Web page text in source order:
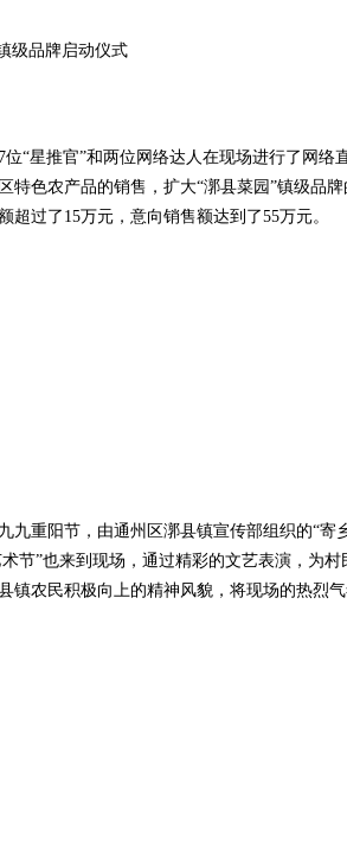
级品牌启动仪式
位“星推官”和两位网络达人在现场进行了网络
特色农产品的销售，扩大“漷县菜园”镇级品
超过了15万元，意向销售额达到了55万元。
九重阳节，由通州区漷县镇宣传部组织的“寄
节”也来到现场，通过精彩的文艺表演，为
镇农民积极向上的精神风貌，将现场的热烈